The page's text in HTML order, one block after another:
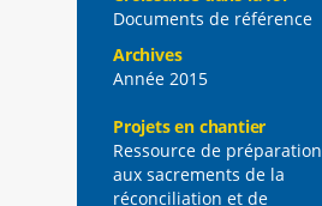
Documents de référence
Archives
Année 2015
Projets en chantier
Ressource de préparation
aux sacrements de la
réconciliation et de